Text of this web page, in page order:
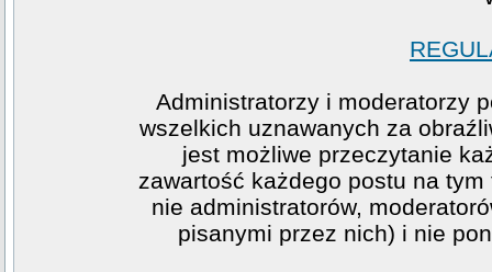
Administratorzy i moderatorzy
wszelkich uznawanych za
jest możliwe przeczytanie
zawartość każdego postu na
nie administratorów,
pisanymi przez nich) i nie